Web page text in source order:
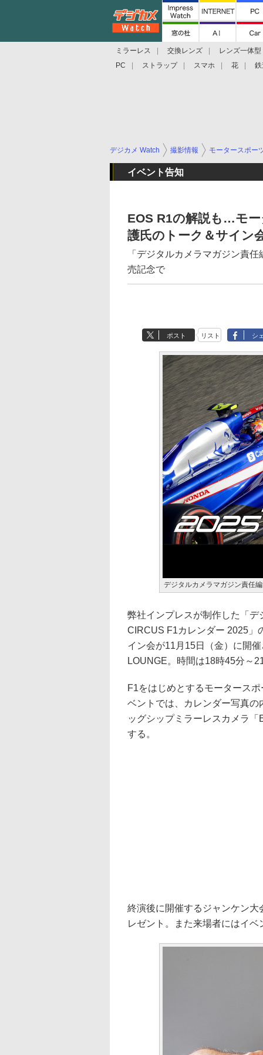
ミラーレス 交換レンズ
レンズ一体
PC
ストラップ スマホ 花
デジカメ Watch 撮影情報 モータースポー
イベント告知
EOS R1の解説も…モ
護氏のトーク＆サイン
「デジタルカメラマガジン責
売記念で
ポスト リスト シ
デジタルカメラマガジン責任
弊社インプレスが制作した「
CIRCUS F1カレンダー 2025」
イン会が11月15日（金）に開
LOUNGE。時間は18時45分～
F1をはじめとするモータース
ベントでは、カレンダー写真
ッグシップミラーレスカメラ
する。
終演後に開催するジャンケン
レゼント。また来場者にはイ